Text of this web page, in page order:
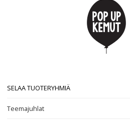
SELAA TUOTERYHMIÄ
Teemajuhlat